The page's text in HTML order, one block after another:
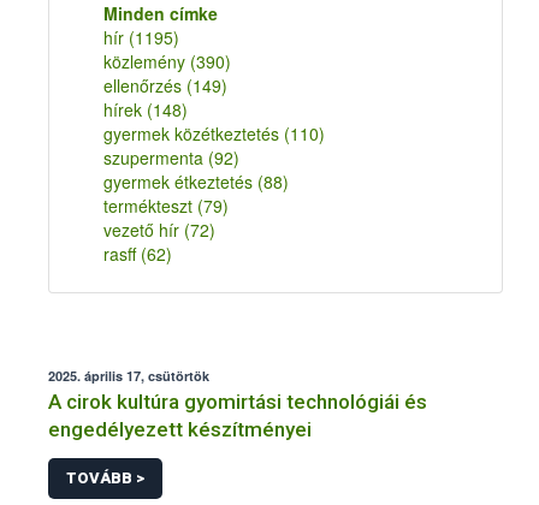
Minden címke
hír (1195)
közlemény (390)
ellenőrzés (149)
hírek (148)
gyermek közétkeztetés (110)
szupermenta (92)
gyermek étkeztetés (88)
termékteszt (79)
vezető hír (72)
rasff (62)
2025. április 17, csütörtök
A cirok kultúra gyomirtási technológiái és
engedélyezett készítményei
TOVÁBB >